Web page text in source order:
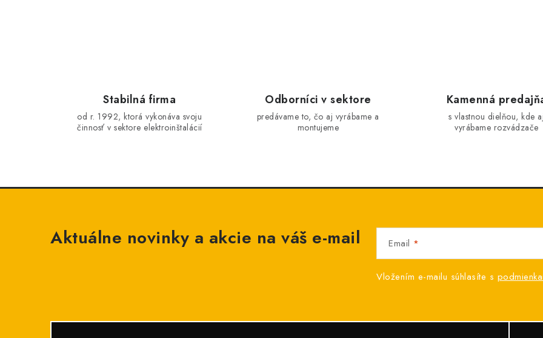
Stabilná firma
od r. 1992, ktorá vykonáva svoju
činnosť v sektore elektroinštalácií
Odborníci v sektore
predávame to, čo aj vyrábame a
montujeme
Kamenná
s vlastnou dielňou, kde
vyrábame rozvádzače
Aktuálne novinky a akcie na váš e-mail Email
Vložením e-mailu súhlasíte s